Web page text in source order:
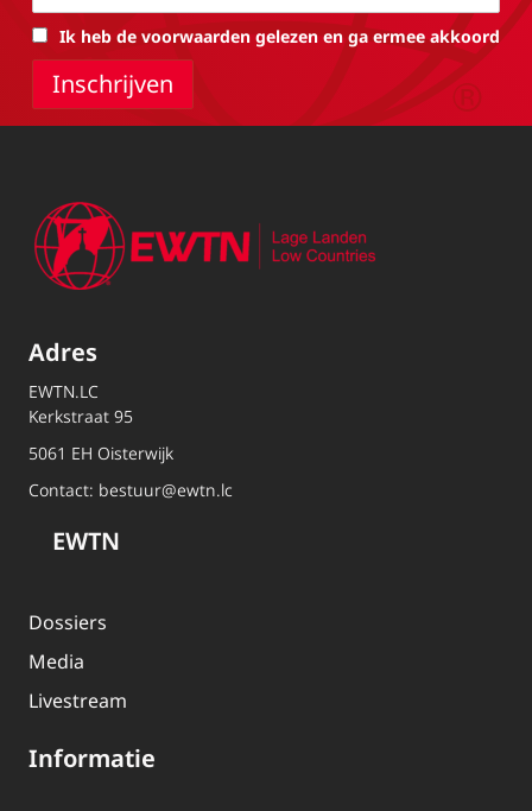
Ik heb de voorwaarden gelezen en ga ermee akkoord
Adres
EWTN.LC
Kerkstraat 95
5061 EH Oisterwijk
Contact: bestuur@ewtn.lc
EWTN
Dossiers
Media
Livestream
Informatie